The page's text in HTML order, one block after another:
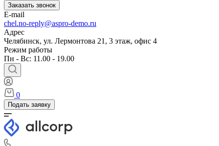
Заказать звонок
E-mail
chel.no-reply@aspro-demo.ru
Адрес
Челябинск, ул. Лермонтова 21, 3 этаж, офис 4
Режим работы
Пн - Вс: 11.00 - 19.00
0
Подать заявку